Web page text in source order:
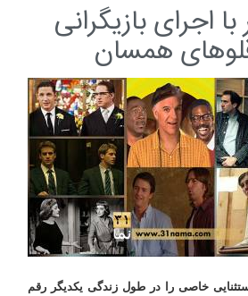
با اجرای بازیگرانی
همسان
خاصی را در طول زندگی یکدیگر رقم